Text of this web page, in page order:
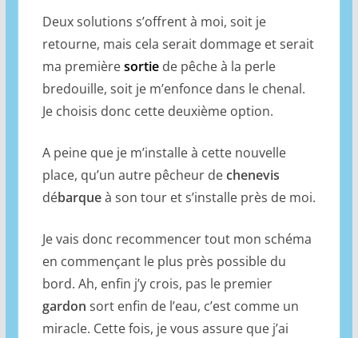
Deux solutions s’offrent à moi, soit je
retourne, mais cela serait dommage et serait
ma premièresortiede pêche à la perle
bredouille, soit je m’enfonce dans le chenal.
Je choisis donc cette deuxième option.
A peine que je m’installe à cette nouvelle
place, qu’un autre pêcheur dechenevis
débarqueà son tour et s’installe près de moi.
Je vais donc recommencer tout mon schéma
en commençant le plus près possible du
bord. Ah, enfin j’y crois, pas le premier
gardon sort enfin de l’eau, c’est comme un
miracle. Cette fois, je vous assure que j’ai